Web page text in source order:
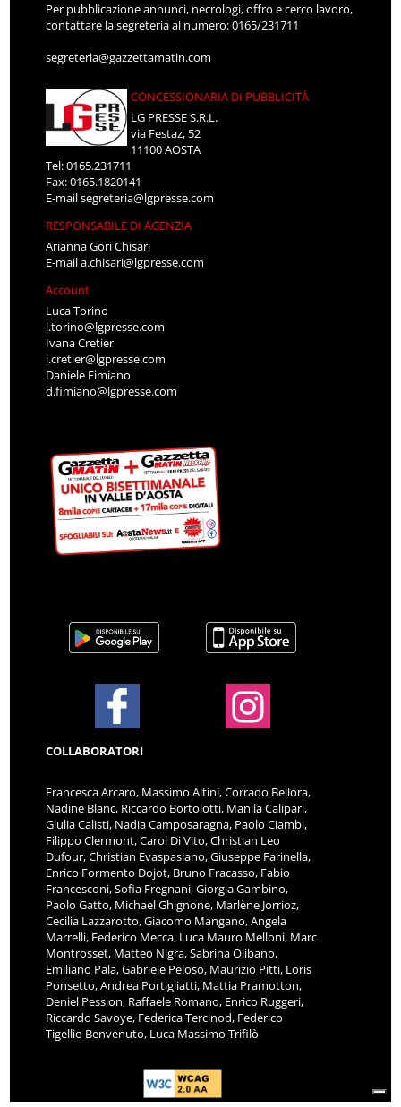
Per pubblicazione annunci, necrologi, offro e cerco lavoro,
contattare la segreteria al numero: 0165/231711
segreteria@gazzettamatin.com
CONCESSIONARIA DI PUBBLICITÀ
LG PRESSE S.R.L.
via Festaz, 52
11100 AOSTA
Tel: 0165.231711
Fax: 0165.1820141
E-mailsegreteria@lgpresse.com
RESPONSABILE DI AGENZIA
Arianna Gori Chisari
E-maila.chisari@lgpresse.com
Account
Luca Torino
l.torino@lgpresse.com
Ivana Cretier
i.cretier@lgpresse.com
Daniele Fimiano
d.fimiano@lgpresse.com
COLLABORATORI
Francesca Arcaro, Massimo Altini, Corrado Bellora,
Nadine Blanc, Riccardo Bortolotti, Manila Calipari,
Giulia Calisti, Nadia Camposaragna, Paolo Ciambi,
Filippo Clermont, Carol Di Vito, Christian Leo
Dufour, Christian Evaspasiano, Giuseppe Farinella,
Enrico Formento Dojot, Bruno Fracasso, Fabio
Francesconi, Sofia Fregnani, Giorgia Gambino,
Paolo Gatto, Michael Ghignone, Marlène Jorrioz,
Cecilia Lazzarotto, Giacomo Mangano, Angela
Marrelli, Federico Mecca, Luca Mauro Melloni, Marc
Montrosset, Matteo Nigra, Sabrina Olibano,
Emiliano Pala, Gabriele Peloso, Maurizio Pitti, Loris
Ponsetto, Andrea Portigliatti, Mattia Pramotton,
Deniel Pession, Raffaele Romano, Enrico Ruggeri,
Riccardo Savoye, Federica Tercinod, Federico
Tigellio Benvenuto, Luca Massimo Trifilò